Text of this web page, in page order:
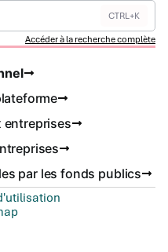
CTRL+K
Accéder à la recherche complète
entreprises
par les fonds publics